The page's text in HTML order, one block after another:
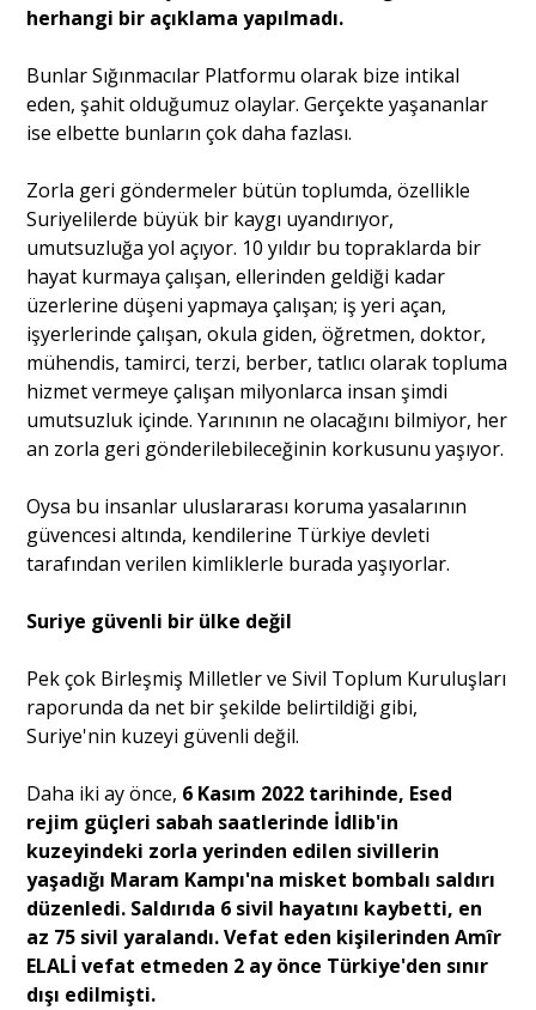
herhangi bir açıklama yapılmadı.
Bunlar Sığınmacılar Platformu olarak bize intikal
eden, şahit olduğumuz olaylar. Gerçekte yaşananlar
ise elbette bunların çok daha fazlası.
Zorla geri göndermeler bütün toplumda, özellikle
Suriyelilerde büyük bir kaygı uyandırıyor,
umutsuzluğa yol açıyor. 10 yıldır bu topraklarda bir
hayat kurmaya çalışan, ellerinden geldiği kadar
üzerlerine düşeni yapmaya çalışan; iş yeri açan,
işyerlerinde çalışan, okula giden, öğretmen, doktor,
mühendis, tamirci, terzi, berber, tatlıcı olarak topluma
hizmet vermeye çalışan milyonlarca insan şimdi
umutsuzluk içinde. Yarınının ne olacağını bilmiyor, her
an zorla geri gönderilebileceğinin korkusunu yaşıyor.
Oysa bu insanlar uluslararası koruma yasalarının
güvencesi altında, kendilerine Türkiye devleti
tarafından verilen kimliklerle burada yaşıyorlar.
Suriye güvenli bir ülke değil
Pek çok Birleşmiş Milletler ve Sivil Toplum Kuruluşları
raporunda da net bir şekilde belirtildiği gibi,
Suriye'nin kuzeyi güvenli değil.
Daha iki ay önce, 6 Kasım 2022 tarihinde, Esed
rejim güçleri sabah saatlerinde İdlib'in
kuzeyindeki zorla yerinden edilen sivillerin
yaşadığı Maram Kampı'na misket bombalı saldırı
düzenledi. Saldırıda 6 sivil hayatını kaybetti, en
az 75 sivil yaralandı. Vefat eden kişilerinden Amîr
ELALİ vefat etmeden 2 ay önce Türkiye'den sınır
dışı edilmişti.